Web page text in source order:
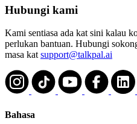
Hubungi kami
Kami sentiasa ada kat sini kalau
perlukan bantuan. Hubungi
masa kat support@talkpal.ai
Bahasa